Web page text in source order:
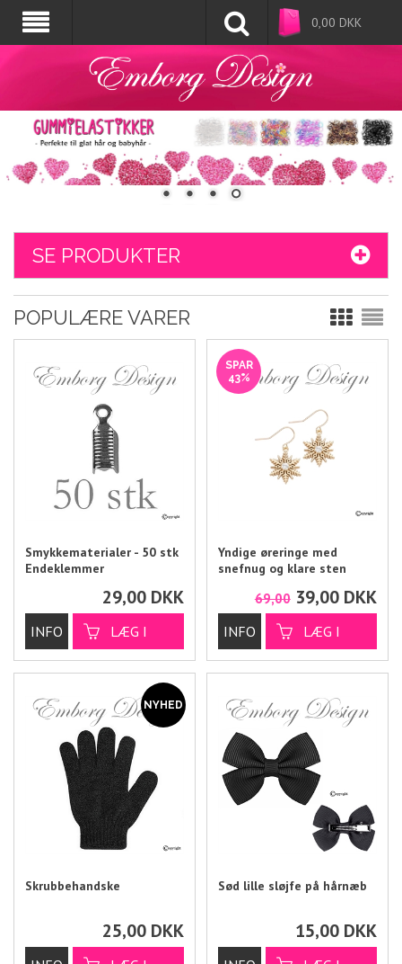
0,00 DKK
SE PRODUKTER
POPULÆRE VARER
Smykkematerialer - 50 stk
Endeklemmer
29,00 DKK
SPAR
43%
Yndige øreringe med
snefnug og klare sten
69,00 39,00 DKK
Skrubbehandske
25,00 DKK
Sød lille sløjfe på hårnæb
15,00 DKK